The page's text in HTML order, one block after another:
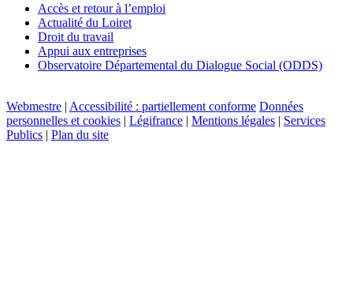
Accès et retour à l’emploi
Actualité du Loiret
Droit du travail
Appui aux entreprises
Observatoire Départemental du Dialogue Social (ODDS)
Webmestre | Accessibilité : partiellement conforme Données
personnelles et cookies | Légifrance | Mentions légales | Services
Publics | Plan du site